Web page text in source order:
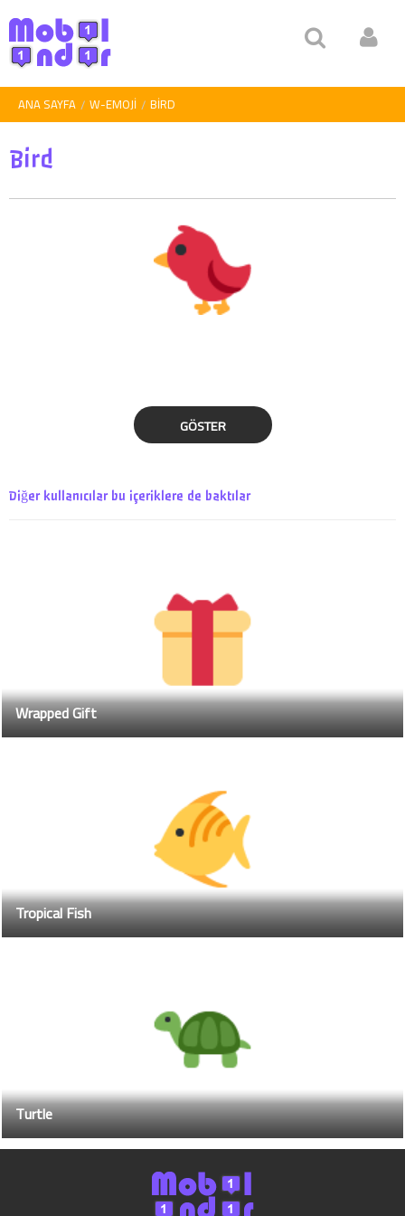
ANA SAYFA W-EMOJI BIRD
Bird
GÖSTER
Diğer kullanıcılar bu içeriklere de baktılar
Wrapped Gift
Tropical Fish
Turtle